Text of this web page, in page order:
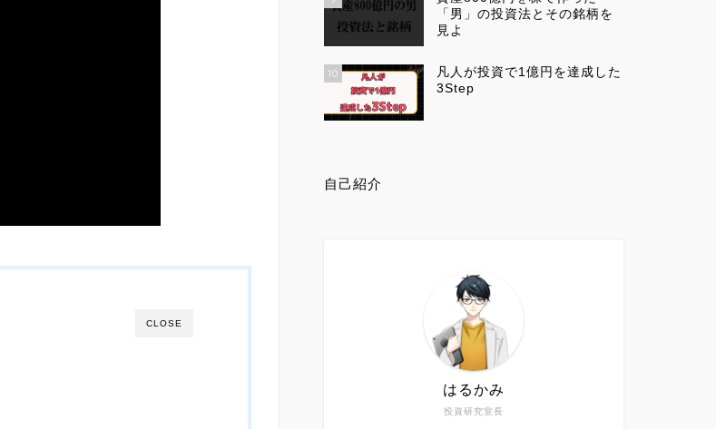
CLOSE
「男」の投資法とその銘柄を
見よ
10
凡人が投資で1億円を達成した
3Step
自己紹介
投資研究室長
はるかみ